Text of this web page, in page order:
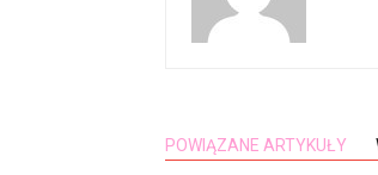
POWIĄZANE ARTYKUŁY